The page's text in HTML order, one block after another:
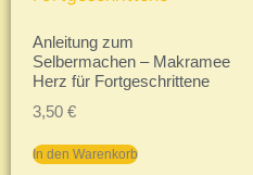
Anleitung zum
Selbermachen – Makramee
Herz für Fortgeschrittene
3,50 €
In den Warenkorb